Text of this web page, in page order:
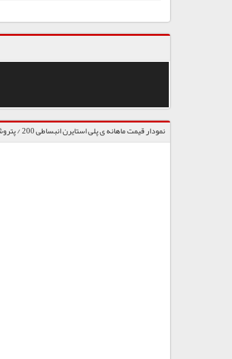
نمودار قیمت ماهانه ی پلی استایرن انبساطی 200 / پتروشیمی تبریز